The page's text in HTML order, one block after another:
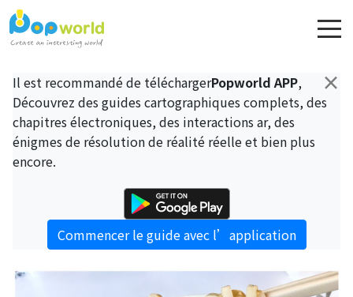
×
Il est recommandé de téléchargerPopworld APP,
Découvrez des guides cartographiques complets, des
chapitres électroniques, des interactions ar, des
énigmes de résolution de réalité réelle et bien plus
encore.
Commencer le guide avec l’application